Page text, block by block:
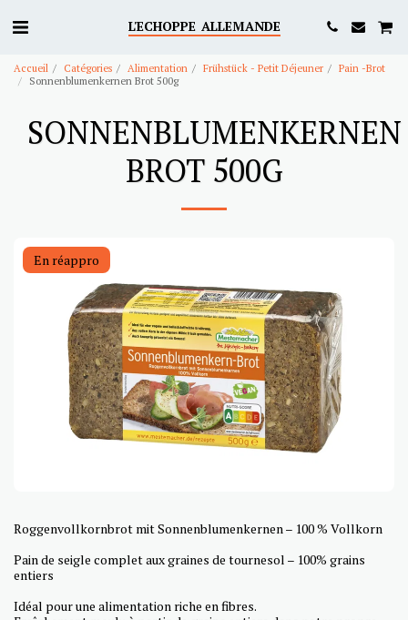
L'ECHOPPE ALLEMANDE
Accueil Catégories Alimentation Frühstück - Petit Déjeuner
Pain -Brot
Sonnenblumenkernen Brot 500g
SONNENBLUMENKERNEN
BROT 500G
En réappro
Roggenvollkornbrot mit Sonnenblumenkernen – 100 % Vollkorn
Pain de seigle complet aux graines de tournesol – 100% grains
entiers
Idéal pour une alimentation riche en fibres.